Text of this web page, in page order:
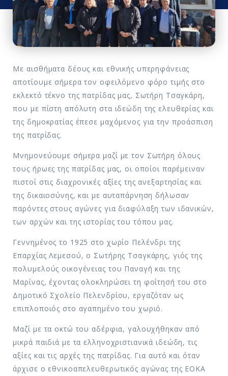
Με αισθήματα δέους και εθνικής υπερηφάνειας
αποτίουμε σήμερα τον οφειλόμενο φόρο τιμής στο
εκλεκτό τέκνο της πατρίδας μας, Σωτήρη Τσαγκάρη,
που με πίστη απόλυτη στα ιδεώδη της ελευθερίας και
της δημοκρατίας έπεσε μαχόμενος για την προάσπιση
της πατρίδας.
Μνημονεύουμε σήμερα μαζί με τον Σωτήρη όλους
τους ήρωες της πατρίδας μας, οι οποίοι παρέμειναν
πιστοί στις διαχρονικές αξίες της ανεξαρτησίας και
της δικαιοσύνης, και με αυταπάρνηση δήλωσαν
παρόντες στους αγώνες για διαφύλαξη των ιδανικών,
των αρχών και της ιστορίας του τόπου μας.
Γεννημένος το 1925 στο χωρίο Πελένδρι της
Επαρχίας Λεμεσού, ο Σωτήρης Τσαγκάρης, γιός της
πολυμελούς οικογένειας του Παναγή και της
Μαρίνας, έχοντας ολοκληρώσει τη φοίτησή του στο
Δημοτικό Σχολείο Πελενδρίου, εργαζόταν ως
επιπλοποιός στο αγαπημένο του χωριό.
Μαζί με τα οκτώ του αδέρφια, γαλουχήθηκαν από
μικρά παιδιά με τα ελληνοχριστιανικά ιδεώδη, τις
αξίες και τις αρχές της πατρίδας. Για αυτό και όταν
άρχισε ο εθνικοαπελευθερωτικός αγώνας της ΕΟΚΑ